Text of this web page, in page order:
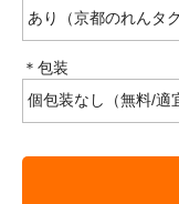
＊包装